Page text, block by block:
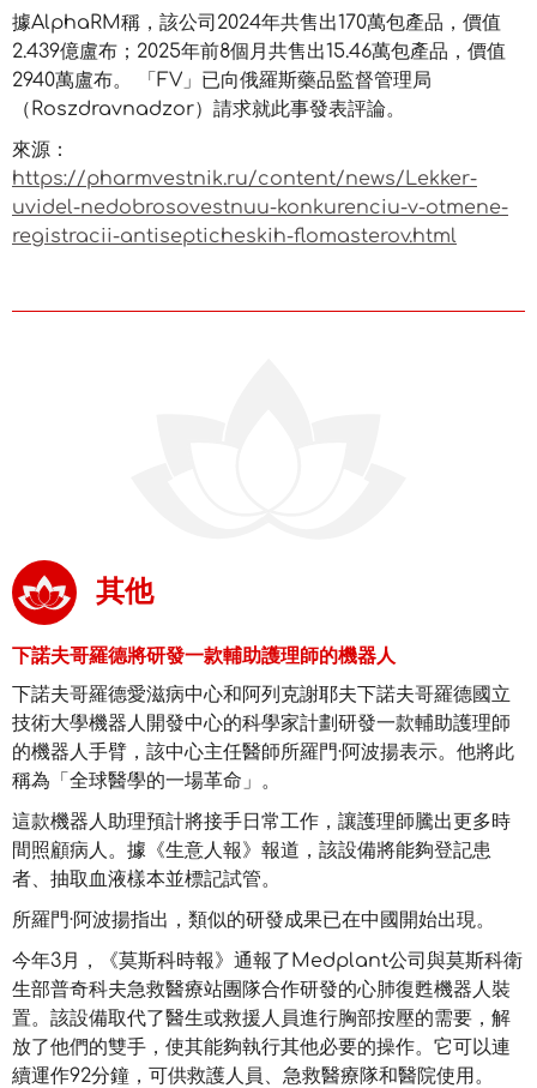
據AlphaRM稱，該公司2024年共售出170萬包產品，價值
2.439億盧布；2025年前8個月共售出15.46萬包產品，價值
2940萬盧布。 「FV」已向俄羅斯藥品監督管理局
（Roszdravnadzor）請求就此事發表評論。
來源：
https://pharmvestnik.ru/content/news/Lekker-
uvidel-nedobrosovestnuu-konkurenciu-v-otmene-
registracii-antisepticheskih-flomasterov.html
其他
下諾夫哥羅德將研發一款輔助護理師的機器人
下諾夫哥羅德愛滋病中心和阿列克謝耶夫下諾夫哥羅德國立
技術大學機器人開發中心的科學家計劃研發一款輔助護理師
的機器人手臂，該中心主任醫師所羅門·阿波揚表示。他將此
稱為「全球醫學的一場革命」。
這款機器人助理預計將接手日常工作，讓護理師騰出更多時
間照顧病人。據《生意人報》報道，該設備將能夠登記患
者、抽取血液樣本並標記試管。
所羅門·阿波揚指出，類似的研發成果已在中國開始出現。
今年3月，《莫斯科時報》通報了Medplant公司與莫斯科衛
生部普奇科夫急救醫療站團隊合作研發的心肺復甦機器人裝
置。該設備取代了醫生或救援人員進行胸部按壓的需要，解
放了他們的雙手，使其能夠執行其他必要的操作。它可以連
續運作92分鐘，可供救護人員、急救醫療隊和醫院使用。